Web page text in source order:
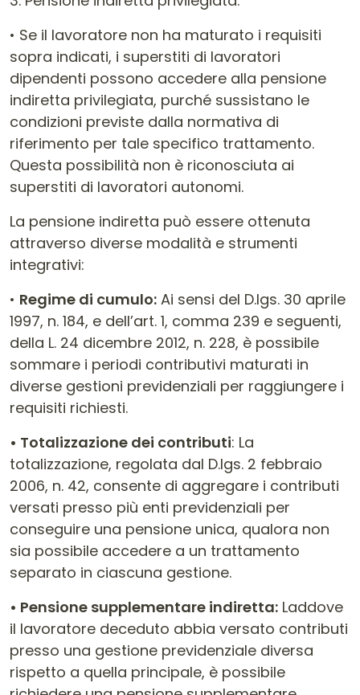
• Se il lavoratore non ha maturato i requisiti
sopra indicati, i superstiti di lavoratori
dipendenti possono accedere alla pensione
indiretta privilegiata, purché sussistano le
condizioni previste dalla normativa di
riferimento per tale specifico trattamento.
Questa possibilità non è riconosciuta ai
superstiti di lavoratori autonomi.
La pensione indiretta può essere ottenuta
attraverso diverse modalità e strumenti
integrativi:
• Regime di cumulo: Ai sensi del D.lgs. 30 aprile
1997, n. 184, e dell’art. 1, comma 239 e seguenti,
della L. 24 dicembre 2012, n. 228, è possibile
sommare i periodi contributivi maturati in
diverse gestioni previdenziali per raggiungere i
requisiti richiesti.
• Totalizzazione dei contributi: La
totalizzazione, regolata dal D.lgs. 2 febbraio
2006, n. 42, consente di aggregare i contributi
versati presso più enti previdenziali per
conseguire una pensione unica, qualora non
sia possibile accedere a un trattamento
separato in ciascuna gestione.
• Pensione supplementare indiretta: Laddove
il lavoratore deceduto abbia versato contributi
presso una gestione previdenziale diversa
rispetto a quella principale, è possibile